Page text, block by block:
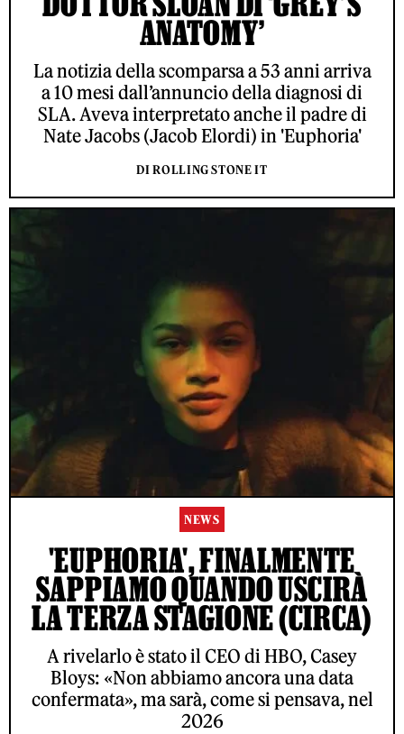
ANATOMY’
La notizia della scomparsa a 53 anni arriva
a 10 mesi dall’annuncio della diagnosi di
SLA. Aveva interpretato anche il padre di
Nate Jacobs (Jacob Elordi) in 'Euphoria'
DI ROLLING STONE IT
NEWS
'EUPHORIA', FINALMENTE
SAPPIAMO QUANDO USCIRÀ
LA TERZA STAGIONE (CIRCA)
A rivelarlo è stato il CEO di HBO, Casey
Bloys: «Non abbiamo ancora una data
confermata», ma sarà, come si pensava, nel
2026